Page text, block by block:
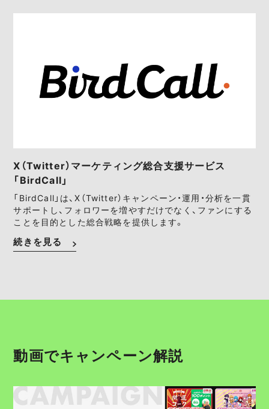
X（Twitter）マーケティング総合支援サービス
「BirdCall」
「BirdCall」は、X（Twitter）キャンペーン・運用・分析を一貫
サポートし、フォロワーを増やすだけでなく、ファンにする
ことを目的とした総合戦略を提供します。
続きを見る
動画でキャンペーン解説